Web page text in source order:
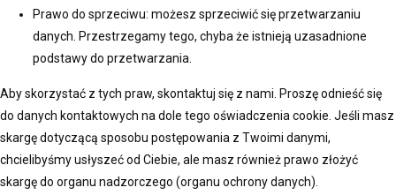
Prawo do sprzeciwu: możesz sprzeciwić się przetwarzaniu
danych. Przestrzegamy tego, chyba że istnieją uzasadnione
podstawy do przetwarzania.
Aby skorzystać z tych praw, skontaktuj się z nami. Proszę odnieść się
do danych kontaktowych na dole tego oświadczenia cookie. Jeśli masz
skargę dotyczącą sposobu postępowania z Twoimi danymi,
chcielibyśmy usłyszeć od Ciebie, ale masz również prawo złożyć
skargę do organu nadzorczego (organu ochrony danych).